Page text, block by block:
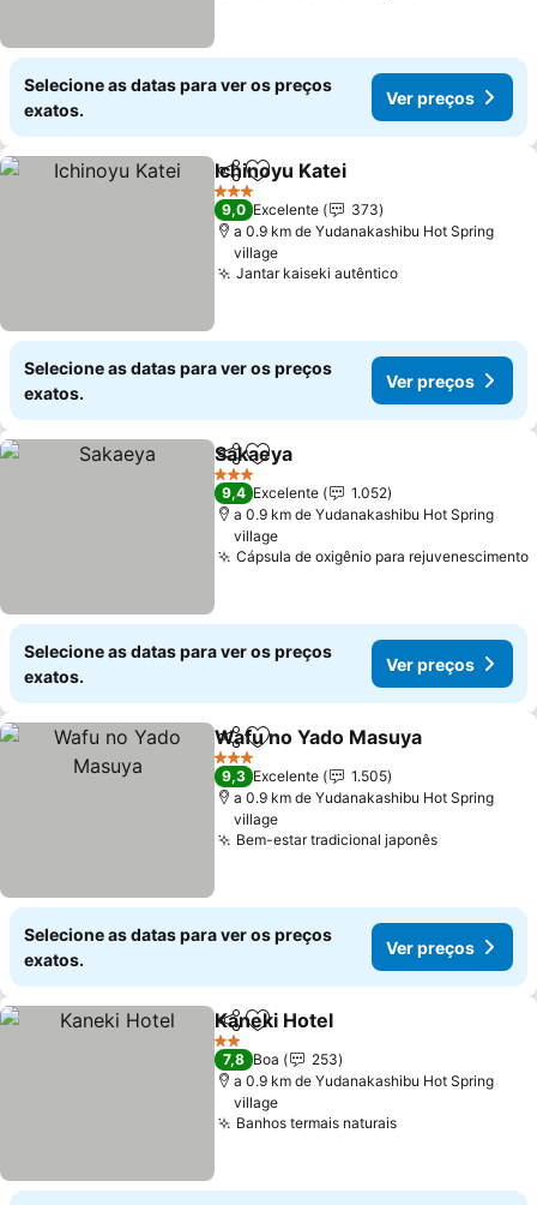
Selecione as datas para ver os preços
exatos.
Ver preços
PartilharAdicionar aos favoritos
Ichinoyu Katei
3 Estrelas
9,0 Excelente
373
a 0.9 km de Yudanakashibu Hot Spring
village
Jantar kaiseki autênticoVer preços
Selecione as datas para ver os preços
exatos.
Ver preços
PartilharAdicionar aos favoritos
Sakaeya
3 Estrelas
9,4 Excelente
1.052
a 0.9 km de Yudanakashibu Hot Spring
village
Cápsula de oxigênio para rejuvenescimento
Selecione as datas para ver os preços
exatos.
Ver preços
PartilharAdicionar aos favoritos
Wafu no Yado Masuya
3 Estrelas
9,3 Excelente
1.505
a 0.9 km de Yudanakashibu Hot Spring
village
Bem-estar tradicional japonêsVer preços
Selecione as datas para ver os preços
exatos.
Ver preços
PartilharAdicionar aos favoritos
Kaneki Hotel
2 Estrelas
7,8 Boa
253
a 0.9 km de Yudanakashibu Hot Spring
village
Banhos termais naturaisVer preços